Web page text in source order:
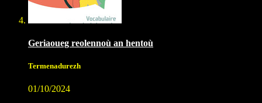
Geriaoueg reolennoù an hentoù
Termenadurezh
01/10/2024